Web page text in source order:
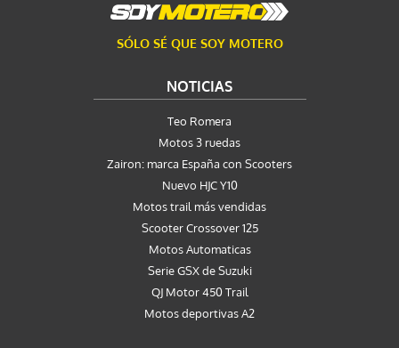
SÓLO SÉ QUE SOY MOTERO
NOTICIAS
Teo Romera
Motos 3 ruedas
Zairon: marca España con Scooters
Nuevo HJC Y10
Motos trail más vendidas
Scooter Crossover 125
Motos Automaticas
Serie GSX de Suzuki
QJ Motor 450 Trail
Motos deportivas A2